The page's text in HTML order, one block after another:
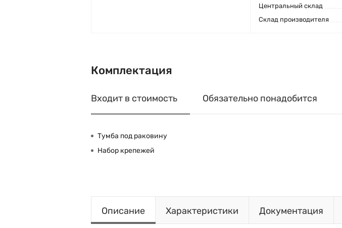
Центральный склад
Склад производителя
Комплектация
Входит в стоимость Обязательно понадобится
Тумба под раковину
Набор крепежей
Описание Характеристики Документация